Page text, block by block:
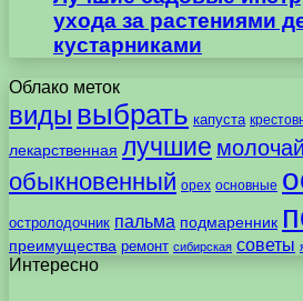
ухода за растениями
кустарниками
Облако меток
виды выбрать капуста
лекарственная лучшие молочай
обыкновенный орех основные
остролодочник пальма подмаренник
преимущества ремонт сибирская советы
Интересно